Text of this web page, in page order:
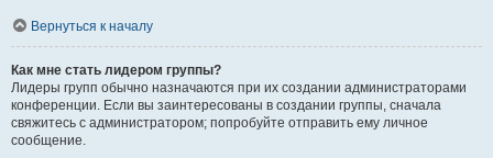
Вернуться к началу
Как мне стать лидером группы?
Лидеры групп обычно назначаются при их создании администраторами
конференции. Если вы заинтересованы в создании группы, сначала
свяжитесь с администратором; попробуйте отправить ему личное
сообщение.